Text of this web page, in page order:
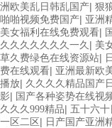
洲欧美乱日韩乱国产| 狠
啪啪视频免费国产| 亚洲
美女福利在线免费观看|
久久久久久久久一久 | 美
草久费绿色在线资源站|
费在线观看| 亚洲最新欧
播放| 久久久久精品国产
影| 国产各种姿势在线视
久久久999精品| 五十六
一区二区 | 日产国产亚洲